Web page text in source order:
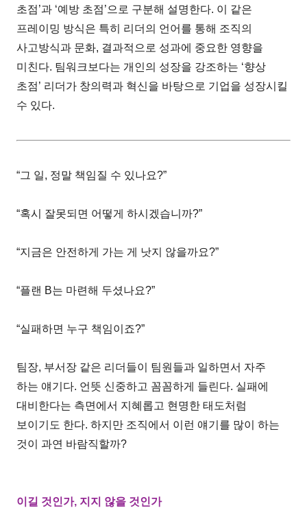
초점’과 ‘예방 초점’으로 구분해 설명한다. 이 같은
프레이밍 방식은 특히 리더의 언어를 통해 조직의
사고방식과 문화, 결과적으로 성과에 중요한 영향을
미친다. 팀워크보다는 개인의 성장을 강조하는 ‘향상
초점’ 리더가 창의력과 혁신을 바탕으로 기업을 성장시킬
수 있다.
“그 일, 정말 책임질 수 있나요?”
“혹시 잘못되면 어떻게 하시겠습니까?”
“지금은 안전하게 가는 게 낫지 않을까요?”
“플랜 B는 마련해 두셨나요?”
“실패하면 누구 책임이죠?”
팀장, 부서장 같은 리더들이 팀원들과 일하면서 자주
하는 얘기다. 언뜻 신중하고 꼼꼼하게 들린다. 실패에
대비한다는 측면에서 지혜롭고 현명한 태도처럼
보이기도 한다. 하지만 조직에서 이런 얘기를 많이 하는
것이 과연 바람직할까?
이길 것인가, 지지 않을 것인가